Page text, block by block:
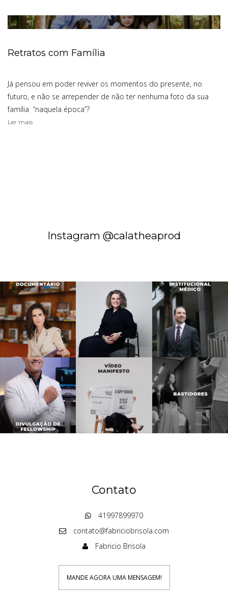
Retratos com Família
Já pensou em poder reviver os momentos do presente, no
futuro, e não se arrepender de não ter nenhuma foto da sua
família “naquela época”?
Ler mais
Instagram @calatheaprod
Contato
41997899970
contato@fabriciobrisola.com
Fabricio Brisola
MANDE AGORA UMA MENSAGEM!